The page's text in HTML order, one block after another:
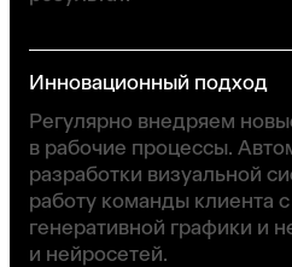
Инновационный подход
Регулярно внедряем
в рабочие процессы.
разработки визуальной
работу команды клиента
генеративной графики и
и нейросетей.